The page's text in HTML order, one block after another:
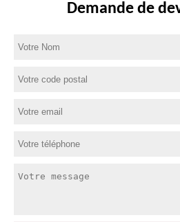
Demande de